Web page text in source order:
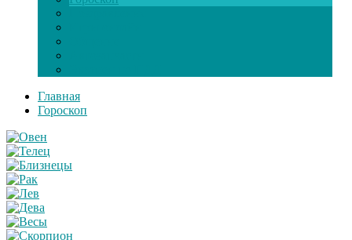
Главная
Гороскоп